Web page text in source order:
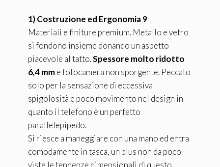
1) Costruzione ed Ergonomia 9
Materiali e finiture premium. Metallo e vetro
si fondono insieme donando un aspetto
piacevole al tatto.Spessore molto ridotto
6,4 mme fotocamera non sporgente. Peccato
solo per la sensazione di eccessiva
spigolosità e poco movimento nel design in
quanto il telefono è un perfetto
parallelepipedo.
Si riesce a maneggiare con una mano ed entra
comodamente in tasca, un plus non da poco